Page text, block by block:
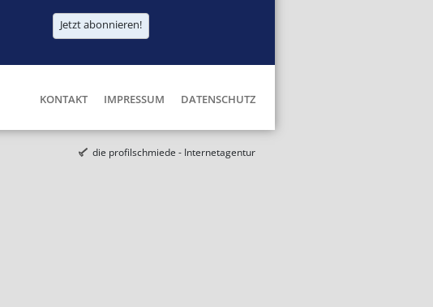
Jetzt abonnieren!
KONTAKT IMPRESSUM DATENSCHUTZ
die profilschmiede - Internetagentur